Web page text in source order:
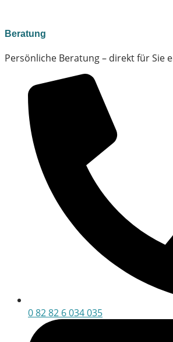
Beratung
Persönliche Beratung – direkt für Sie
0 82 82 6 034 035